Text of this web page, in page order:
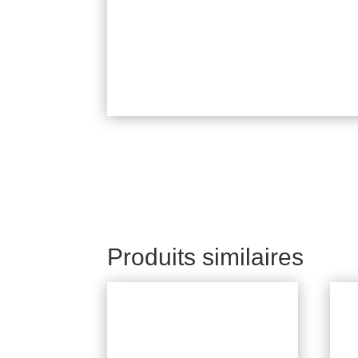
Produits similaires